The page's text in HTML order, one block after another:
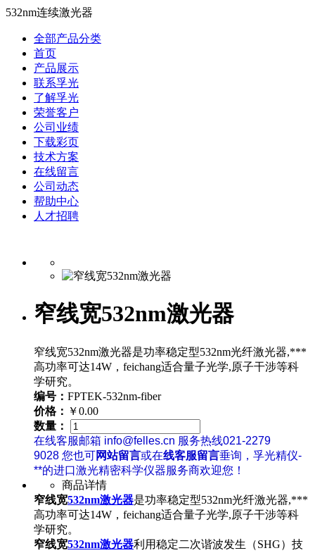
532nm连续激光器
全部产品分类
首页
产品展示
联系孚光
了解孚光
荣誉客户
公司业绩
下载彩页
技术方案
在线留言
公司动态
帮助中心
人才招聘
窄线宽532nm激光器
窄线宽532nm激光器是功率稳定型532nm光纤激光器,***
高功率可达14W，feichang适合量子光学,原子干涉等科
学研究。
编号： FPTEK-532nm-fiber
价格： ￥0.00
数量：
在线客服邮箱 info@felles.cn 服务热线021-2279
9028 您也可网站留言或在线客服留言垂询，孚光精仪-
**的进口激光精密科学仪器服务商欢迎您！
商品详情
窄线宽532nm激光器是功率稳定型532nm光纤激光器,***
高功率可达14W，feichang适合量子光学,原子干涉等科
学研究。
窄线宽532nm激光器利用稳定二次谐波发生（SHG）技